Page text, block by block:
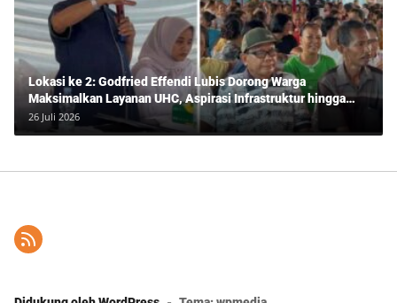
Lokasi ke 2: Godfried Effendi Lubis Dorong Warga
Maksimalkan Layanan UHC, Aspirasi Infrastruktur hingga
Pendidikan Mengemuka dalam Reses Medan Amplas
26 Juli 2026